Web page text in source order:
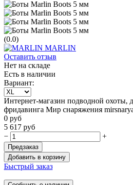
(0.0)
MARLIN
Оставить отзыв
Нет на складе
Есть в наличии
Вариант:
Интернет-магазин подводной охоты,
фридавинга Мир снаряжения
0 руб
5 617 руб
−
+
Предзаказ
Добавить в корзину
Быстрый заказ